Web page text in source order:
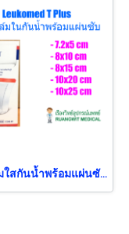
แผ่นฟิล์มใสกันน้ำพร้อมแผ่นซับแผล Leukomed T plus 10x20 cm (1 แผ่น) exp 12-2022